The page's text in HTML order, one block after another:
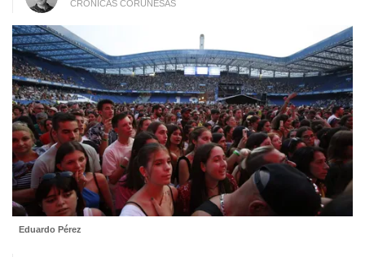
CRÓNICAS CORUÑESAS
Eduardo Pérez